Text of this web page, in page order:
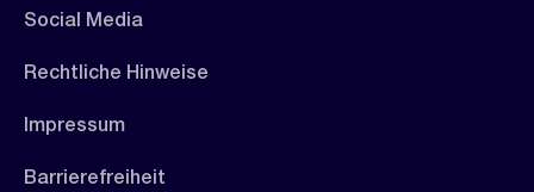
Social Media
Rechtliche Hinweise
Impressum
Barrierefreiheit